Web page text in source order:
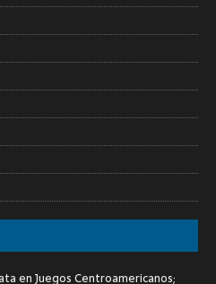
en Juegos Centroamericanos;